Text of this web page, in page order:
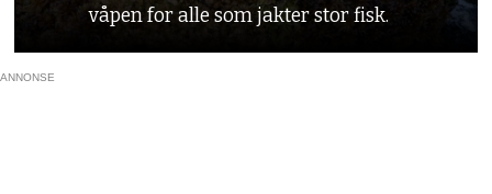
våpen for alle som jakter stor fisk.
ANNONSE